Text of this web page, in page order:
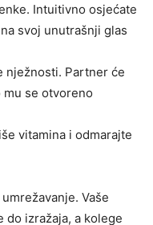
Intuitivno osjećate
svoj unutrašnji glas
nježnosti. Partner će
se otvoreno
vitamina i odmarajte
Vaše
do izražaja, a kolege